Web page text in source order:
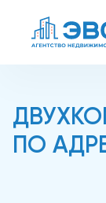
ПО